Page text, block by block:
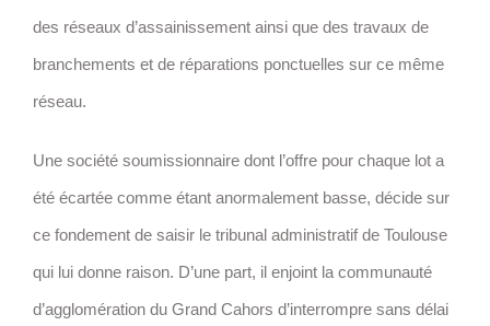
des réseaux d’assainissement ainsi que des travaux de
branchements et de réparations ponctuelles sur ce même
réseau.
Une société soumissionnaire dont l’offre pour chaque lot a
été écartée comme étant anormalement basse, décide sur
ce fondement de saisir le tribunal administratif de Toulouse
qui lui donne raison. D’une part, il enjoint la communauté
d’agglomération du Grand Cahors d’interrompre sans délai